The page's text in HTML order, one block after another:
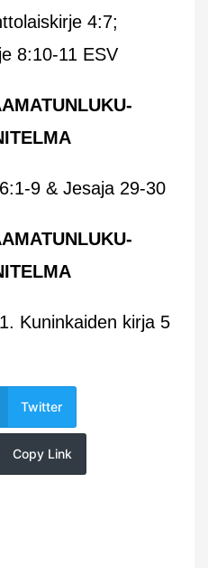
4:7;
8:10-11 ESV
9 & Jesaja 29-30
Kuninkaiden kirja 5
Twitter
Copy Link